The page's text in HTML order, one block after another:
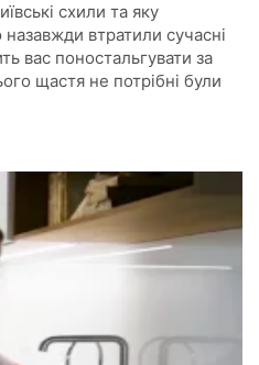
схили та яку
втратили сучасні
вас поностальгувати за
щастя не потрібні були